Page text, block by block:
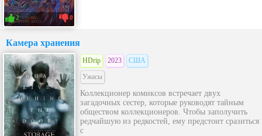
2 0
Камера хранения
HDrip 2023
США
Ужасы
Коллекционер комиксов встречает двух
загадочных сестер, которые руководят тайным
обществом коллекционеров. Чтобы заполучить
редчайшую из редкостей, ему предстоит сразиться
с